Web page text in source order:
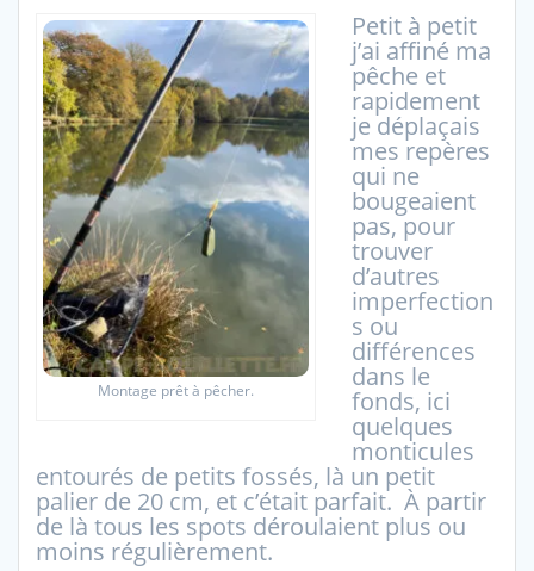
Montage prêt à pêcher.
Petit à petit
j’ai affiné ma
pêche et
rapidement
je déplaçais
mes repères
qui ne
bougeaient
pas, pour
trouver
d’autres
imperfection
s ou
différences
dans le
fonds, ici
quelques
monticules
entourés de petits fossés, là un petit
palier de 20 cm, et c’était parfait. À partir
de là tous les spots déroulaient plus ou
moins régulièrement.